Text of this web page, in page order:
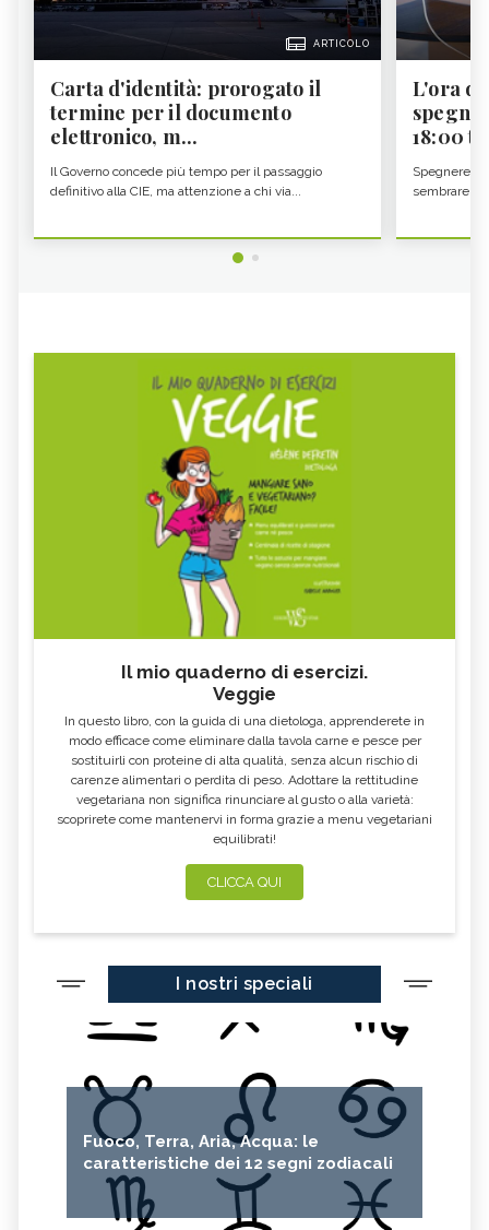
ARTICOLO
Carta d'identità: prorogato il
termine per il documento
elettronico, m...
Il Governo concede più tempo per il passaggio
definitivo alla CIE, ma attenzione a chi via...
L'ora
18:00 ti
Spegnere lo
sembrare
Il mio quaderno di esercizi.
Veggie
In questo libro, con la guida di una dietologa, apprenderete in
modo efficace come eliminare dalla tavola carne e pesce per
sostituirli con proteine di alta qualità, senza alcun rischio di
carenze alimentari o perdita di peso. Adottare la rettitudine
vegetariana non significa rinunciare al gusto o alla varietà:
scoprirete come mantenervi in forma grazie a menu vegetariani
equilibrati!
CLICCA QUI
I nostri speciali
Fuoco, Terra, Aria, Acqua: le
caratteristiche dei 12 segni zodiacali